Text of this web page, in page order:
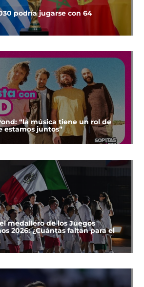
podría jugarse con 64
“la música tiene un rol de
estamos juntos”
medallero de los Juegos
2026: ¿Cuántas faltan para el